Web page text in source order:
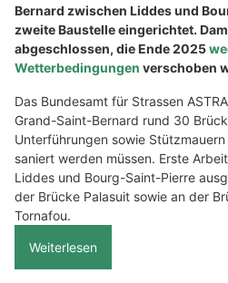
Bernard zwischen Liddes und
zweite Baustelle eingerichtet.
abgeschlossen, die Ende 2025
Wetterbedingungen verschoben
Das Bundesamt für Strassen
Grand-Saint-Bernard rund 30
Unterführungen sowie
saniert werden müssen. Erste
Liddes und Bourg-Saint-Pierre
der Brücke Palasuit sowie an der
Tornafou.
Weiterlesen